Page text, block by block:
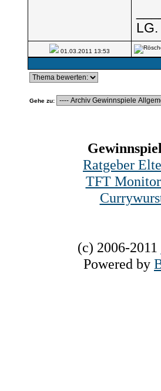
01.03.2011 13:53
Gehe zu:
Ratgeber
TFT
(c) 2006-2011
Powered by